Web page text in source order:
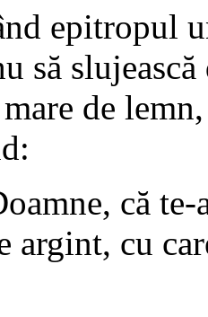
epitropul
să
de
că te-
argint, cu